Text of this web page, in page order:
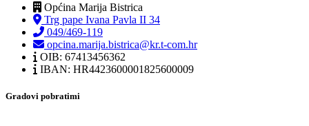
Općina Marija Bistrica
Trg pape Ivana Pavla II 34
049/469-119
opcina.marija.bistrica@kr.t-com.hr
OIB: 67413456362
IBAN: HR4423600001825600009
Gradovi pobratimi